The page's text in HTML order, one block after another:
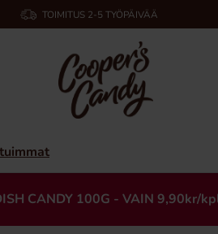
TOIMITUS 2-5 TYÖPÄIVÄÄ
CANDY 100G - VAIN 9,90kr/